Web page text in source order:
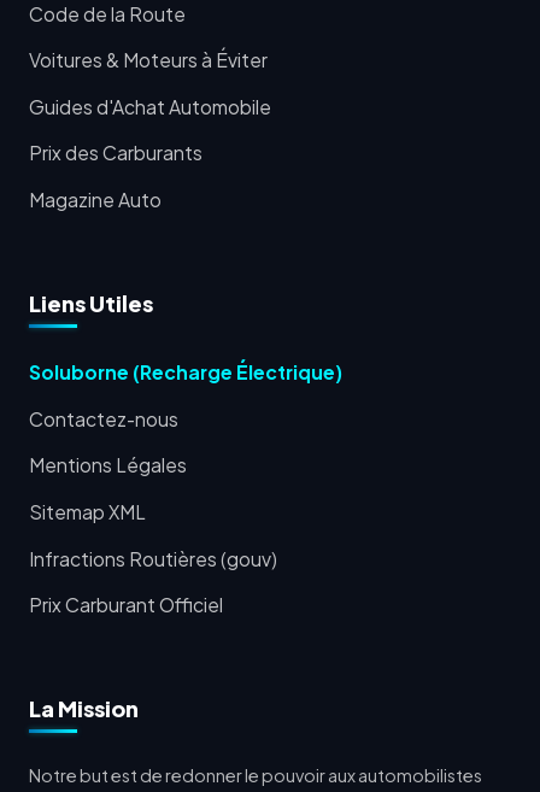
Code de la Route
Voitures & Moteurs à Éviter
Guides d'Achat Automobile
Prix des Carburants
Magazine Auto
Liens Utiles
Soluborne (Recharge Électrique)
Contactez-nous
Mentions Légales
Sitemap XML
Infractions Routières (gouv)
Prix Carburant Officiel
La Mission
Notre but est de redonner le pouvoir aux automobilistes